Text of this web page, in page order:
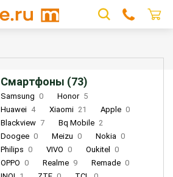
Смартфоны (73)
Samsung 0 Honor 5
Huawei 4 Xiaomi 21 Apple 0
Blackview 7 Bq Mobile 2
Doogee 0 Meizu 0 Nokia 0
Philips 0 VIVO 0 Oukitel
0
OPPO 0 Realme 9 Remade 0